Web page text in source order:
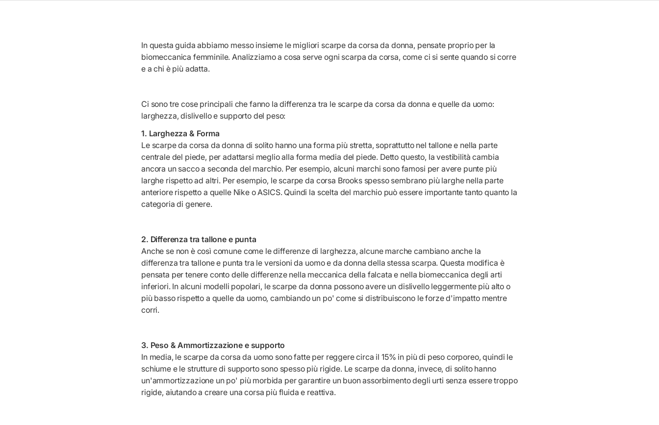
In questa guida abbiamo messo insieme le migliori scarpe da corsa da donna, pensate proprio per la
biomeccanica femminile. Analizziamo a cosa serve ogni scarpa da corsa, come ci si sente quando si corre
e a chi è più adatta.
Ci sono tre cose principali che fanno la differenza tra le scarpe da corsa da donna e quelle da uomo:
larghezza, dislivello e supporto del peso:
1. Larghezza & Forma
Le scarpe da corsa da donna di solito hanno una forma più stretta, soprattutto nel tallone e nella parte
centrale del piede, per adattarsi meglio alla forma media del piede. Detto questo, la vestibilità cambia
ancora un sacco a seconda del marchio. Per esempio, alcuni marchi sono famosi per avere punte più
larghe rispetto ad altri. Per esempio, le scarpe da corsa Brooks spesso sembrano più larghe nella parte
anteriore rispetto a quelle Nike o ASICS. Quindi la scelta del marchio può essere importante tanto quanto la
categoria di genere.
2. Differenza tra tallone e punta
Anche se non è così comune come le differenze di larghezza, alcune marche cambiano anche la
differenza tra tallone e punta tra le versioni da uomo e da donna della stessa scarpa. Questa modifica è
pensata per tenere conto delle differenze nella meccanica della falcata e nella biomeccanica degli arti
inferiori. In alcuni modelli popolari, le scarpe da donna possono avere un dislivello leggermente più alto o
più basso rispetto a quelle da uomo, cambiando un po' come si distribuiscono le forze d'impatto mentre
corri.
3. Peso & Ammortizzazione e supporto
In media, le scarpe da corsa da uomo sono fatte per reggere circa il 15% in più di peso corporeo, quindi le
schiume e le strutture di supporto sono spesso più rigide. Le scarpe da donna, invece, di solito hanno
un'ammortizzazione un po' più morbida per garantire un buon assorbimento degli urti senza essere troppo
rigide, aiutando a creare una corsa più fluida e reattiva.